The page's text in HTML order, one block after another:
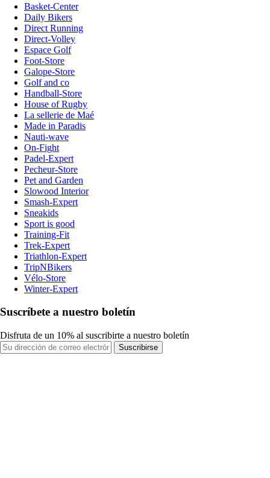
Basket-Center
Daily Bikers
Direct Running
Direct-Volley
Espace Golf
Foot-Store
Galope-Store
Golf and co
Handball-Store
House of Rugby
La sellerie de Maé
Made in Paradis
Nauti-wave
On-Fight
Padel-Expert
Pecheur-Store
Pet and Garden
Slowood Interior
Smash-Expert
Sneakids
Sport is good
Training-Fit
Trek-Expert
Triathlon-Expert
TripNBikers
Vélo-Store
Winter-Expert
Suscríbete a nuestro boletín
Disfruta de un 10% al suscribirte a nuestro boletín
Suscribirse